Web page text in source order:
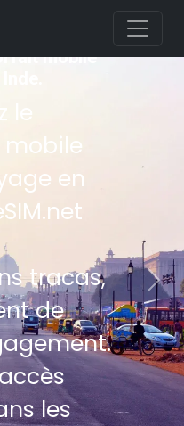
mobile
le
mobile
en
tracas,
de
les
Next